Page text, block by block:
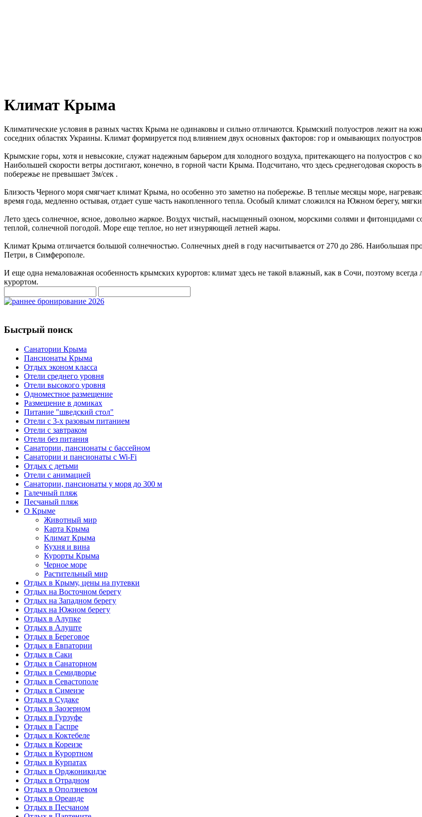
Климат Крыма
Климатические условия в разных частях Крыма не одинаковы и сильно отличаются. Крымский полуостров лежит на
соседних областях Украины. Климат формируется под влиянием двух основных факторов: гор и омывающих
Крымские горы, хотя и невысокие, служат надежным барьером для холодного воздуха, притекающего на полуостров с
Наибольшей скорости ветры достигают, конечно, в горной части Крыма. Подсчитано, что здесь среднегодовая скорость
побережье не превышает 3м/сек .
Близость Черного моря смягчает климат Крыма, но особенно это заметно на побережье. В теплые месяцы море,
время года, медленно остывая, отдает суше часть накопленного тепла. Особый климат сложился на Южном берегу,
Лето здесь солнечное, ясное, довольно жаркое. Воздух чистый, насыщенный озоном, морскими солями и фитонцидами
теплой, солнечной погодой. Море еще теплое, но нет изнуряющей летней жары.
Климат Крыма отличается большой солнечностью. Солнечных дней в году насчитывается от 270 до 286. Наибольшая
Петри, в Симферополе.
И еще одна немаловажная особенность крымских курортов: климат здесь не такой влажный, как в Сочи, поэтому
курортом.
Быстрый поиск
Санатории Крыма
Пансионаты Крыма
Отдых эконом класса
Отели среднего уровня
Отели высокого уровня
Одноместное размещение
Размещение в домиках
Питание "шведский стол"
Отели с 3-х разовым питанием
Отели с завтраком
Отели без питания
Санатории, пансионаты с бассейном
Санатории и пансионаты с Wi-Fi
Отдых с детьми
Отели с анимацией
Санатории, пансионаты у моря до 300 м
Галечный пляж
Песчаный пляж
О Крыме
Животный мир
Карта Крыма
Климат Крыма
Кухня и вина
Курорты Крыма
Черное море
Растительный мир
Отдых в Крыму, цены на путевки
Отдых на Восточном берегу
Отдых на Западном берегу
Отдых на Южном берегу
Отдых в Алупке
Отдых в Алуште
Отдых в Береговое
Отдых в Евпатории
Отдых в Саки
Отдых в Санаторном
Отдых в Семидворье
Отдых в Севастополе
Отдых в Симеизе
Отдых в Судаке
Отдых в Заозерном
Отдых в Гурзуфе
Отдых в Гаспре
Отдых в Коктебеле
Отдых в Кореизе
Отдых в Курортном
Отдых в Курпатах
Отдых в Орджоникидзе
Отдых в Отрадном
Отдых в Оползневом
Отдых в Ореанде
Отдых в Песчаном